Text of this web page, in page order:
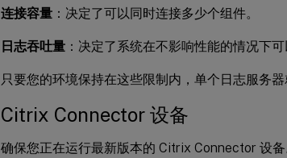
连接容量 ：决定了可以同时连接多少个组件。
日志吞吐量 ：决定了系统在不影响性能的情况下
只要您的环境保持在这些限制内，单个日志服务器
Citrix Connector 设备
确保您正在运行最新版本的 Citrix Connector 设备